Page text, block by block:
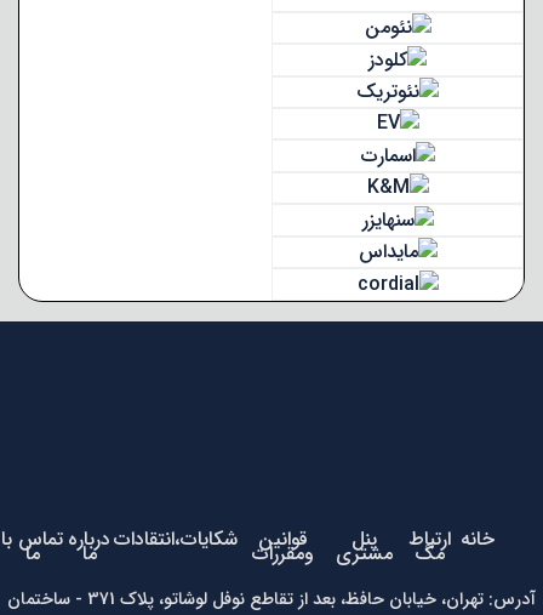
خانه ارتباط
مگ پنل
مشتری قوانین
ومقررات شکایات،انتقاداتدرباره
ما تماس با
ما
آدرس: تهران، خیابان حافظ، بعد از تقاطع نوفل لوشاتو، پلاک 371 - ساختمان